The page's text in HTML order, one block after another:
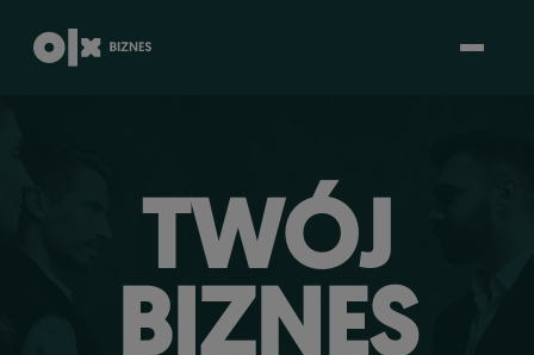
TWÓJ
BIZNES